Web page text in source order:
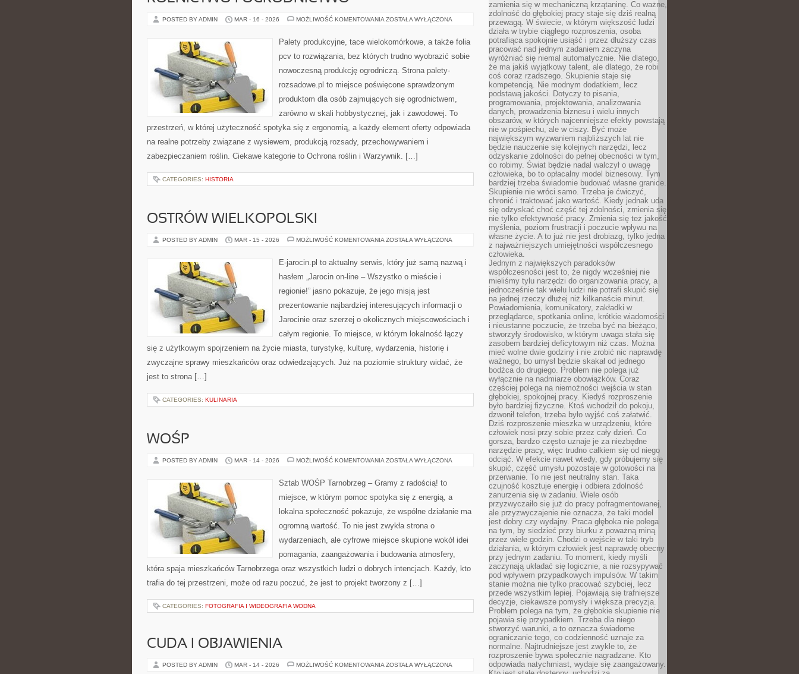
POSTED BY ADMIN MAR - 16 - 2026 MOŻLIWOŚĆ KOMENTOWANIA ROLNICTWO
ZOSTAŁA WYŁĄCZONA
Palety produkcyjne, tace wielokomórkowe, a także folia
pcv to rozwiązania, bez których trudno wyobrazić sobie
nowoczesną produkcję ogrodniczą. Strona palety-
rozsadowe.pl to miejsce poświęcone sprawdzonym
produktom dla osób zajmujących się ogrodnictwem,
zarówno w skali hobbystycznej, jak i zawodowej. To
przestrzeń, w której użyteczność spotyka się z ergonomią, a każdy element oferty odpowiada
na realne potrzeby związane z wysiewem, produkcją rozsady, przechowywaniem i
zabezpieczaniem roślin. Ciekawe kategorie to Ochrona roślin i Warzywnik. […]
CATEGORIES: HISTORIA
OSTRÓW WIELKOPOLSKI
POSTED BY ADMIN MAR - 15 - 2026 MOŻLIWOŚĆ KOMENTOWANIA OSTRÓW
ZOSTAŁA WYŁĄCZONA
E-jarocin.pl to aktualny serwis, który już samą nazwą i
hasłem „Jarocin on-line – Wszystko o mieście i
regionie!” jasno pokazuje, że jego misją jest
prezentowanie najbardziej interesujących informacji o
Jarocinie oraz szerzej o okolicznych miejscowościach i
całym regionie. To miejsce, w którym lokalność łączy
się z użytkowym spojrzeniem na życie miasta, turystykę, kulturę, wydarzenia, historię i
zwyczajne sprawy mieszkańców oraz odwiedzających. Już na poziomie struktury widać, że
jest to strona […]
CATEGORIES: KULINARIA
WOŚP
POSTED BY ADMIN MAR - 14 - 2026 MOŻLIWOŚĆ KOMENTOWANIA WOŚP
ZOSTAŁA WYŁĄCZONA
Sztab WOŚP Tarnobrzeg – Gramy z radością! to
miejsce, w którym pomoc spotyka się z energią, a
lokalna społeczność pokazuje, że wspólne działanie ma
ogromną wartość. To nie jest zwykła strona o
wydarzeniach, ale cyfrowe miejsce skupione wokół idei
pomagania, zaangażowania i budowania atmosfery,
która spaja mieszkańców Tarnobrzega oraz wszystkich ludzi o dobrych intencjach. Każdy, kto
trafia do tej przestrzeni, może od razu poczuć, że jest to projekt tworzony z […]
CATEGORIES: FOTOGRAFIA I WIDEOGRAFIA WODNA
CUDA I OBJAWIENIA
POSTED BY ADMIN MAR - 14 - 2026 MOŻLIWOŚĆ KOMENTOWANIA CUDA
ZOSTAŁA WYŁĄCZONA
zamienia się w mechaniczną krzątaninę. Co ważne,
zdolność do głębokiej pracy staje się dziś realną
przewagą. W świecie, w którym większość ludzi
działa w trybie ciągłego rozproszenia, osoba
potrafiąca spokojnie usiąść i przez dłuższy czas
pracować nad jednym zadaniem zaczyna
wyróżniać się niemal automatycznie. Nie dlatego,
że ma jakiś wyjątkowy talent, ale dlatego, że robi
coś coraz rzadszego. Skupienie staje się
kompetencją. Nie modnym dodatkiem, lecz
podstawą jakości. Dotyczy to pisania,
programowania, projektowania, analizowania
danych, prowadzenia biznesu i wielu innych
obszarów, w których najcenniejsze efekty powstają
nie w pośpiechu, ale w ciszy. Być może
największym wyzwaniem najbliższych lat nie
będzie nauczenie się kolejnych narzędzi, lecz
odzyskanie zdolności do pełnej obecności w tym,
co robimy. Świat będzie nadal walczył o uwagę
człowieka, bo to opłacalny model biznesowy. Tym
bardziej trzeba świadomie budować własne granice.
Skupienie nie wróci samo. Trzeba je ćwiczyć,
chronić i traktować jako wartość. Kiedy jednak uda
się odzyskać choć część tej zdolności, zmienia się
nie tylko efektywność pracy. Zmienia się też jakość
myślenia, poziom frustracji i poczucie wpływu na
własne życie. A to już nie jest drobiazg, tylko jedna
z najważniejszych umiejętności współczesnego
człowieka.
Jednym z największych paradoksów
współczesności jest to, że nigdy wcześniej nie
mieliśmy tylu narzędzi do organizowania pracy, a
jednocześnie tak wielu ludzi nie potrafi skupić się
na jednej rzeczy dłużej niż kilkanaście minut.
Powiadomienia, komunikatory, zakładki w
przeglądarce, spotkania online, krótkie wiadomości
i nieustanne poczucie, że trzeba być na bieżąco,
stworzyły środowisko, w którym uwaga stała się
zasobem bardziej deficytowym niż czas. Można
mieć wolne dwie godziny i nie zrobić nic naprawdę
ważnego, bo umysł będzie skakał od jednego
bodźca do drugiego. Problem nie polega już
wyłącznie na nadmiarze obowiązków. Coraz
częściej polega na niemożności wejścia w stan
głębokiej, spokojnej pracy. Kiedyś rozproszenie
było bardziej fizyczne. Ktoś wchodził do pokoju,
dzwonił telefon, trzeba było wyjść coś załatwić.
Dziś rozproszenie mieszka w urządzeniu, które
człowiek nosi przy sobie przez cały dzień. Co
gorsza, bardzo często uznaje je za niezbędne
narzędzie pracy, więc trudno całkiem się od niego
odciąć. W efekcie nawet wtedy, gdy próbujemy się
skupić, część umysłu pozostaje w gotowości na
przerwanie. To nie jest neutralny stan. Taka
czujność kosztuje energię i odbiera zdolność
zanurzenia się w zadaniu. Wiele osób
przyzwyczaiło się już do pracy pofragmentowanej,
ale przyzwyczajenie nie oznacza, że taki model
jest dobry czy wydajny. Praca głęboka nie polega
na tym, by siedzieć przy biurku z poważną miną
przez wiele godzin. Chodzi o wejście w taki tryb
działania, w którym człowiek jest naprawdę obecny
przy jednym zadaniu. To moment, kiedy myśli
zaczynają układać się logicznie, a nie rozsypywać
pod wpływem przypadkowych impulsów. W takim
stanie można nie tylko pracować szybciej, lecz
przede wszystkim lepiej. Pojawiają się trafniejsze
decyzje, ciekawsze pomysły i większa precyzja.
Problem polega na tym, że głębokie skupienie nie
pojawia się przypadkiem. Trzeba dla niego
stworzyć warunki, a to oznacza świadome
ograniczanie tego, co codzienność uznaje za
normalne. Najtrudniejsze jest zwykle to, że
rozproszenie bywa społecznie nagradzane. Kto
odpowiada natychmiast, wydaje się zaangażowany.